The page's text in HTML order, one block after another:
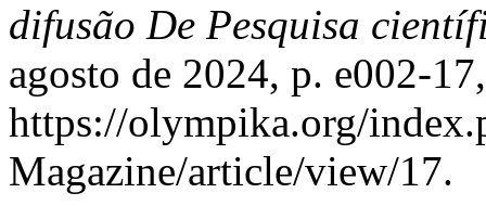
difusão De Pesquisa
agosto de 2024, p. e002-17,
https://olympika.org/
Magazine/article/view/17.